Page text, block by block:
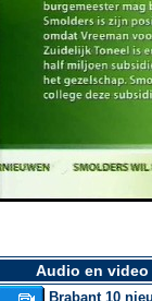
Audio en video
Brabant 10